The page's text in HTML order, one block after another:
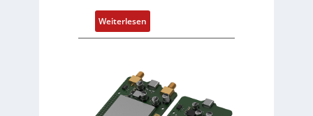
t
e
m
S
p
Weiterlesen:
1
Z
o
l